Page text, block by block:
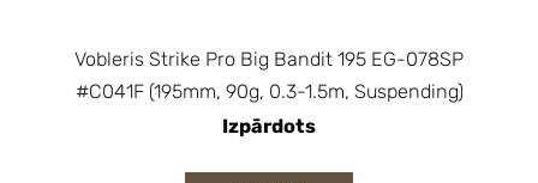
Vobleris Strike Pro Big Bandit 195 EG-078SP
#C041F (195mm, 90g, 0.3-1.5m, Suspending)
Izpārdots